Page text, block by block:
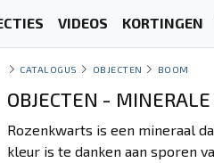
VIDEOS KORTINGEN
CATALOGUS OBJECTEN BOOM
OBJECTEN -
Rozenkwarts is een mineraal
kleur is te danken aan sporen